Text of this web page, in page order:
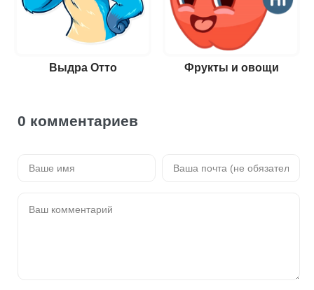
Выдра Отто Фрукты и овощи
0 комментариев